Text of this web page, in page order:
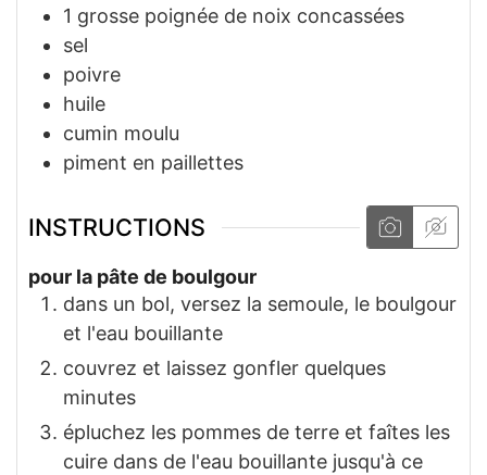
1 grosse poignée de noix concassées
sel
poivre
huile
cumin moulu
piment en paillettes
INSTRUCTIONS
pour la pâte de boulgour
dans un bol, versez la semoule, le boulgour
et l'eau bouillante
couvrez et laissez gonfler quelques
minutes
épluchez les pommes de terre et faîtes les
cuire dans de l'eau bouillante jusqu'à ce